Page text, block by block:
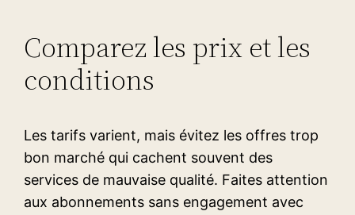
Comparez les prix et les
conditions
Les tarifs varient, mais évitez les offres trop
bon marché qui cachent souvent des
services de mauvaise qualité. Faites attention
aux abonnements sans engagement avec